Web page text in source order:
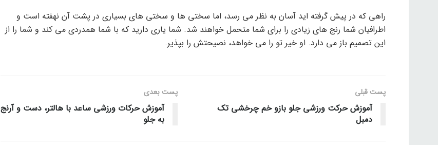
راهی که در پیش گرفته اید آسان به نظر می رسد، اما سختی ها و سختی های بسیاری در پشت آن نهفته است و
اطرافیان شما رنج های زیادی را برای شما متحمل خواهند شد. شما یاری دارید که با شما همدردی می کند و شما را از
این تصمیم باز می دارد. او خیر تو را می خواهد، نصیحتش را بپذیر.
پست قبلی
آموزش حرکت ورزشی جلو بازو خم چرخشی تک
دمبل
پست‌ بعدی
آموزش حرکات ورزشی ساعد با هالتر، دست و آرنج
به جلو